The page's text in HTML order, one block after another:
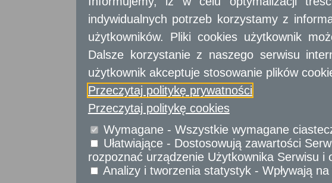
Skargi i wnioski
Sport i Rekreacja
Sprawy komunalne
Sprawy obywatelskie
Udostępnianie informacji publicznej
Urząd Stanu Cywilnego
Usługi
dla przedsiębiorców
Usługi dla instytucji,
urzędów
Skargi
przez nie
Skargi można
Nikt nie może
materiału do
Obywatel,
Termin
O sposobie
indywidualnych potrzeb korzystamy z
użytkowników. Pliki cookies użytkownik
Dalsze korzystanie z naszego serwisu
użytkownik akceptuje stosowanie plików
Przeczytaj politykę prywatności
Przeczytaj politykę cookies
Wymagane - Wszystkie wymagane
Ułatwiające - Dostosowują zawartości
rozpoznać urządzenie Użytkownika Serwisu
Analizy i tworzenia statystyk - Wpływają